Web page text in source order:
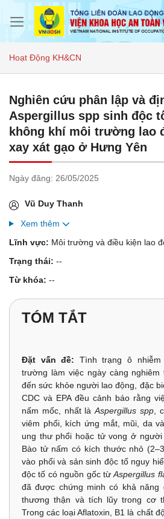
Hoạt Động KH&CN
Nghiên cứu phân lập và
Aspergillus spp sinh độc
không khí môi trường lao
xay xát gạo ở Hưng Yên
Ngày đăng: 26/05/2025
Vũ Duy Thanh
Xem thêm
Lĩnh vực: Môi trường và điều kiện lao
Trạng thái: --
Từ khóa: --
TÓM TẮT
Đặt vấn đề: Tình trạng ô
trường làm việc ngày càng
đến sức khỏe người lao động, đặc
CDC và EPA đều cảnh báo rằng
nấm mốc, nhất làAspergillus spp ,
viêm phổi, kích ứng mắt, mũi, da
ung thư phổi hoặc tử vong ở người
Bào tử nấm có kích thước nhỏ
vào phổi và sản sinh độc tố nguy
độc tố có nguồn gốc từAspergillus
đã được chứng minh có khả năng
thương thận và tích lũy trong cơ
Trong các loại Aflatoxin, B1 là chất